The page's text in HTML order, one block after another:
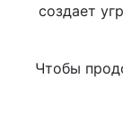
создает
Чтобы